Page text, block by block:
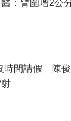
：臂圍增2公
時間請假 陳